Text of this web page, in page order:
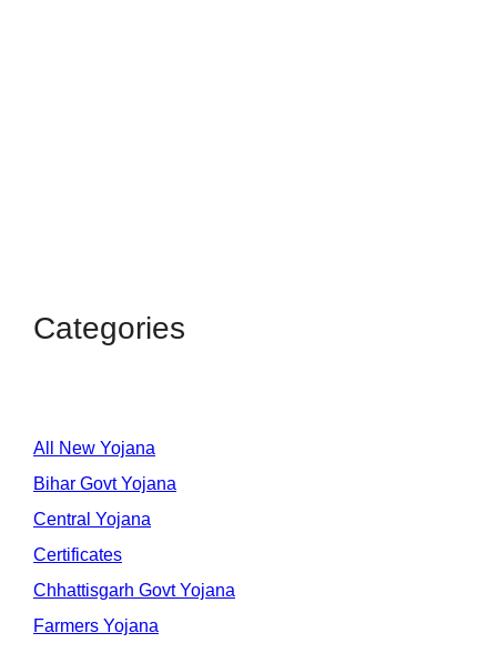
Categories
All New Yojana
Bihar Govt Yojana
Central Yojana
Certificates
Chhattisgarh Govt Yojana
Farmers Yojana